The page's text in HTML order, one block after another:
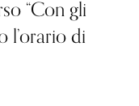
“Con gli
l’orario di